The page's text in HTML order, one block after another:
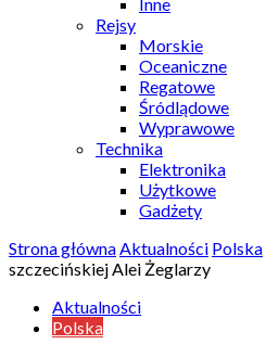
Rejsy
Morskie
Oceaniczne
Regatowe
Śródlądowe
Wyprawowe
Technika
Elektronika
Użytkowe
Gadżety
Strona głównaAktualności Polska
szczecińskiej Alei Żeglarzy
Aktualności
Polska